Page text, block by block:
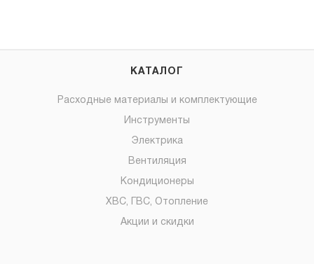
КАТАЛОГ
Расходные материалы и комплектующие
Инструменты
Электрика
Вентиляция
Кондиционеры
ХВС, ГВС, Отопление
Акции и скидки